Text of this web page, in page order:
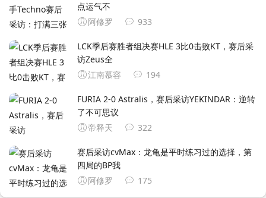
点运气不
阿修罗
933
LCK季后赛胜者组决赛HLE 3比0击败KT，赛后采
访Zeus全
江南慕容
194
FURIA 2-0 Astralis，赛后采访YEKINDAR：逆转
了不可思议
帝释天
322
赛后采访cvMax：龙龟是平时练习过的选择，第
四局的BP我
阿修罗
175